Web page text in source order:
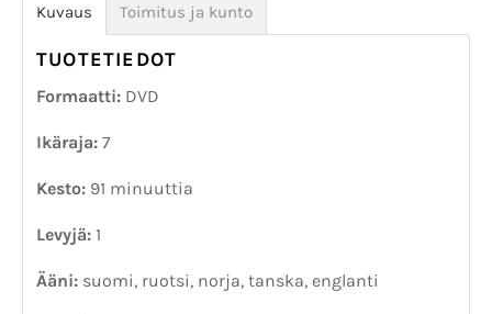
Kuvaus Toimitus ja kunto
TUOTETIEDOT
Formaatti: DVD
Ikäraja: 7
Kesto: 91 minuuttia
Levyjä: 1
Ääni: suomi, ruotsi, norja, tanska, englanti